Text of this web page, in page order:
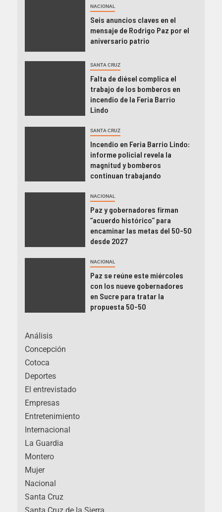
NACIONAL
Seis anuncios claves en el
mensaje de Rodrigo Paz por el
aniversario patrio
SANTA CRUZ
Falta de diésel complica el
trabajo de los bomberos en
incendio de la Feria Barrio
Lindo
SANTA CRUZ
Incendio en Feria Barrio Lindo:
informe policial revela la
magnitud y bomberos
continuan trabajando
NACIONAL
Paz y gobernadores firman
“acuerdo histórico” para
encaminar las metas del 50-50
desde 2027
NACIONAL
Paz se reúne este miércoles
con los nueve gobernadores
en Sucre para tratar la
propuesta 50-50
Análisis
Concepción
Cotoca
Deportes
El entrevistado
Empresas
Entretenimiento
Internacional
La Guardia
Montero
Mujer
Nacional
Santa Cruz